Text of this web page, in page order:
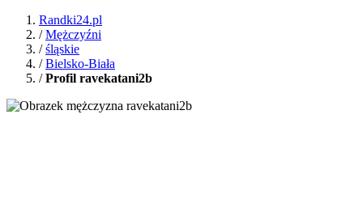
Randki24.pl
/Mężczyźni
/śląskie
/Bielsko-Biała
/Profil ravekatani2b